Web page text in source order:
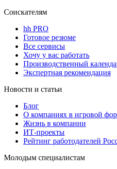
Соискателям
hh PRO
Готовое резюме
Все сервисы
Хочу у вас работать
Производственный
Экспертная рекомендация
Новости и статьи
Блог
О компаниях в игровой
Жизнь в компании
ИТ-проекты
Рейтинг работодателей
Молодым специалистам